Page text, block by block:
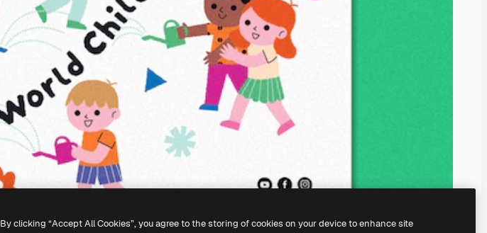
By clicking “Accept All Cookies”, you agree to the storing of cookies on your device to enhance site